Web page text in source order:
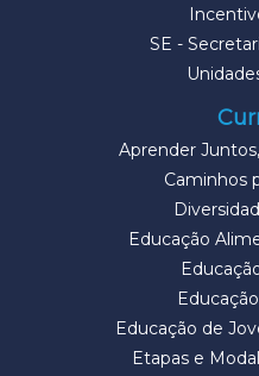
SE -
Aprender
Caminhos
Educação
Educação de
Etapas e